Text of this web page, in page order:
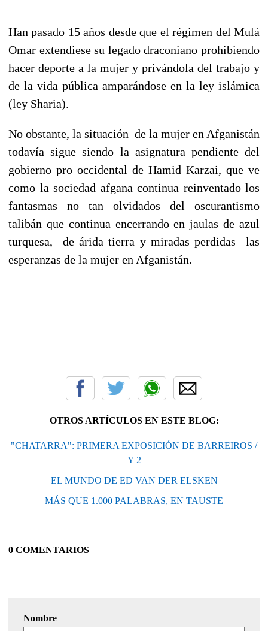
Han pasado 15 años desde que el régimen del Mulá
Omar extendiese su legado draconiano prohibiendo
hacer deporte a la mujer y privándola del trabajo y
de la vida pública amparándose en la ley islámica
(ley Sharia).
No obstante, la situación de la mujer en Afganistán
todavía sigue siendo la asignatura pendiente del
gobierno pro occidental de Hamid Karzai, que ve
como la sociedad afgana continua reinventado los
fantasmas no tan olvidados del oscurantismo
talibán que continua encerrando en jaulas de azul
turquesa, de árida tierra y miradas perdidas las
esperanzas de la mujer en Afganistán.
OTROS ARTÍCULOS EN ESTE BLOG:
"CHATARRA": PRIMERA EXPOSICIÓN DE BARREIROS /
Y 2
EL MUNDO DE ED VAN DER ELSKEN
MÁS QUE 1.000 PALABRAS, EN TAUSTE
0 COMENTARIOS
Nombre